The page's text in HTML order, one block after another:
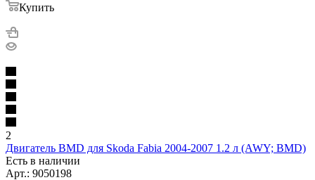
Купить
2
Двигатель BMD для Skoda Fabia 2004-2007 1.2 л (AWY; BMD)
Есть в наличии
Арт.: 9050198